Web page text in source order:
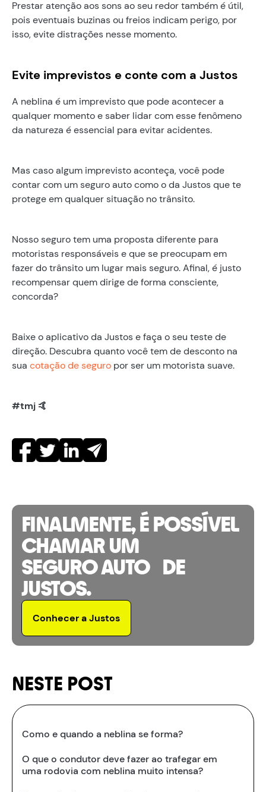
Prestar atenção aos sons ao seu redor também é útil,
pois eventuais buzinas ou freios indicam perigo, por
isso, evite distrações nesse momento.
Evite imprevistos e conte com a Justos
A neblina é um imprevisto que pode acontecer a
qualquer momento e saber lidar com esse fenômeno
da natureza é essencial para evitar acidentes.
Mas caso algum imprevisto aconteça, você pode
contar com um seguro auto como o da Justos que te
protege em qualquer situação no trânsito.
Nosso seguro tem uma proposta diferente para
motoristas responsáveis e que se preocupam em
fazer do trânsito um lugar mais seguro. Afinal, é justo
recompensar quem dirige de forma consciente,
concorda?
Baixe o aplicativo da Justos e faça o seu teste de
direção. Descubra quanto você tem de desconto na
sua cotação de seguro por ser um motorista suave.
#tmj 🤙
FINALMENTE, É POSSÍVEL
CHAMAR UM
SEGURO AUTO DE
JUSTOS.
Conhecer a Justos
NESTE POST
Como e quando a neblina se forma?
O que o condutor deve fazer ao trafegar em
uma rodovia com neblina muito intensa?